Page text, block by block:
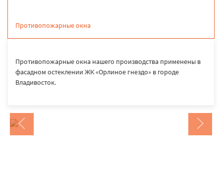
Противопожарные окна
Противопожарные окна нашего производства применены в
фасадном остеклении ЖК «Орлиное гнездо» в городе
Владивосток.